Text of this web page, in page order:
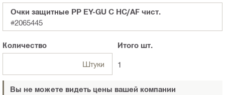
Очки защитные PP EY-GU C HC/AF чист.
#2065445
Количество
Штуки
Итого шт.
1
Вы не можете видеть цены вашей компании